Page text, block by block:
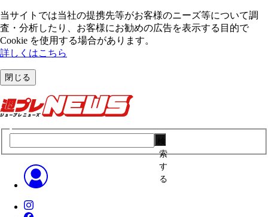
当サイトでは当社の提携先等がお客様のニーズ等について調
査・分析したり、お客様にお勧めの広告を表⽰する⽬的で
Cookie を使⽤する場合があります。
詳しくはこちら
閉じる
索
す
る